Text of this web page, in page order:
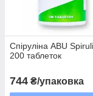
Спіруліна ABU
200 таблеток
744 ₴/упаковка